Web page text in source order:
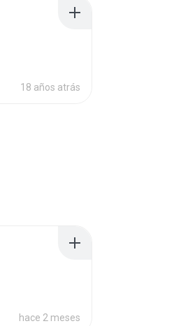
18 años atrás
hace 2 meses